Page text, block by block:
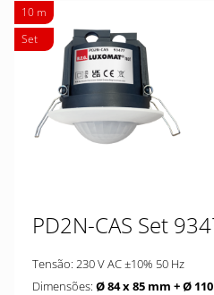
10 m
Set
PD2N-CAS Set
Tensão: 230 V AC ±10% 50 Hz
Dimensões: Ø 84 x 85 mm + Ø